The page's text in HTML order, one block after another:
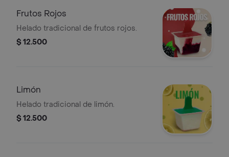
Frutos Rojos
Helado tradicional de frutos rojos.
$ 12.500
Limón
Helado tradicional de limón.
$ 12.500